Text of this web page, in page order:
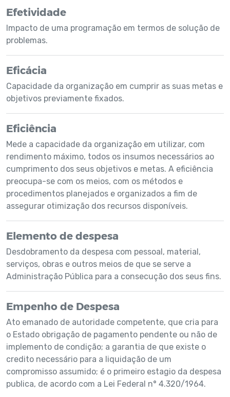
Efetividade
Impacto de uma programação em termos de solução de
problemas.
Eficácia
Capacidade da organização em cumprir as suas metas e
objetivos previamente fixados.
Eficiência
Mede a capacidade da organização em utilizar, com
rendimento máximo, todos os insumos necessários ao
cumprimento dos seus objetivos e metas. A eficiência
preocupa-se com os meios, com os métodos e
procedimentos planejados e organizados a fim de
assegurar otimização dos recursos disponíveis.
Elemento de despesa
Desdobramento da despesa com pessoal, material,
serviços, obras e outros meios de que se serve a
Administração Pública para a consecução dos seus fins.
Empenho de Despesa
Ato emanado de autoridade competente, que cria para
o Estado obrigação de pagamento pendente ou não de
implemento de condição; a garantia de que existe o
credito necessário para a liquidação de um
compromisso assumido; é o primeiro estagio da despesa
publica, de acordo com a Lei Federal n° 4.320/1964.